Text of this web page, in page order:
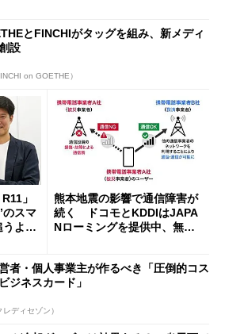
とFINCHIがタッグを組み、新メディ
設
on GOETHE）
」
のスマ
より
熊本地震の影響で通信障害が
続く ドコモとKDDIはJAPA
Nローミングを提供中、無料
者・個人事業主が作るべき「圧倒的コス
ジネスカード」
レディセゾン）